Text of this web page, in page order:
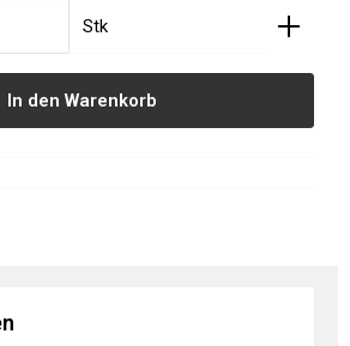
Gib den gewünschten Wert ein
Stk
In den Warenkorb